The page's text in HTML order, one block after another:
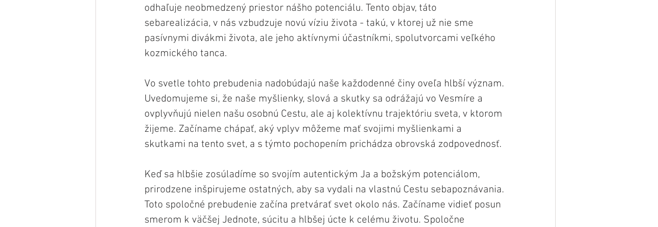
odhaľuje neobmedzený priestor nášho potenciálu. Tento objav, táto
sebarealizácia, v nás vzbudzuje novú víziu života - takú, v ktorej už nie sme
pasívnymi divákmi života, ale jeho aktívnymi účastníkmi, spolutvorcami veľkého
kozmického tanca.
Vo svetle tohto prebudenia nadobúdajú naše každodenné činy oveľa hlbší význam.
Uvedomujeme si, že naše myšlienky, slová a skutky sa odrážajú vo Vesmíre a
ovplyvňujú nielen našu osobnú Cestu, ale aj kolektívnu trajektóriu sveta, v ktorom
žijeme. Začíname chápať, aký vplyv môžeme mať svojimi myšlienkami a
skutkami na tento svet, a s týmto pochopením prichádza obrovská zodpovednosť.
Keď sa hlbšie zosúladíme so svojím autentickým Ja a božským potenciálom,
prirodzene inšpirujeme ostatných, aby sa vydali na vlastnú Cestu sebapoznávania.
Toto spoločné prebudenie začína pretvárať svet okolo nás. Začíname vidieť posun
smerom k väčšej Jednote, súcitu a hlbšej úcte k celému životu. Spoločne